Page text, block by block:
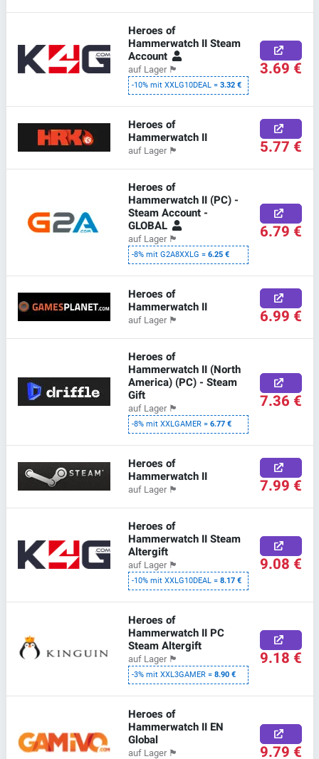
Heroes of
Hammerwatch II Steam
Account
auf Lager 🏴
-10% mit XXLG10DEAL =3.32 €
3.69 €
Heroes of
Hammerwatch II
auf Lager 🏴 5.77 €
Heroes of
Hammerwatch II (PC) -
Steam Account -
GLOBAL
auf Lager 🏴
-8% mit G2A8XXLG =6.25 €
6.79 €
Heroes of
Hammerwatch II
auf Lager 🏴 6.99 €
Heroes of
Hammerwatch II (North
America) (PC) - Steam
Gift
auf Lager 🏴
-8% mit XXLGAMER =6.77 €
7.36 €
Heroes of
Hammerwatch II
auf Lager 🏴 7.99 €
Heroes of
Hammerwatch II Steam
Altergift
auf Lager 🏴
-10% mit XXLG10DEAL =8.17 €
9.08 €
Heroes of
Hammerwatch II PC
Steam Altergift
auf Lager 🏴
-3% mit XXL3GAMER =8.90 €
9.18 €
Heroes of
Hammerwatch II EN
Global
auf Lager 🏴 9.79 €